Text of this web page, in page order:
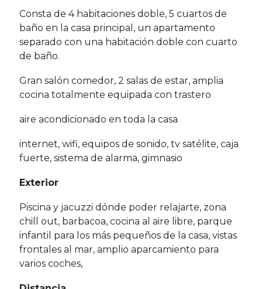
Consta de 4 habitaciones doble, 5 cuartos de
baño en la casa principal, un apartamento
separado con una habitación doble con cuarto
de baño.
Gran salón comedor, 2 salas de estar, amplia
cocina totalmente equipada con trastero
aire acondicionado en toda la casa
internet, wifi, equipos de sonido, tv satélite, caja
fuerte, sistema de alarma, gimnasio
Exterior
Piscina y jacuzzi dónde poder relajarte, zona
chill out, barbacoa, cocina al aire libre, parque
infantil para los más pequeños de la casa, vistas
frontales al mar, amplio aparcamiento para
varios coches,